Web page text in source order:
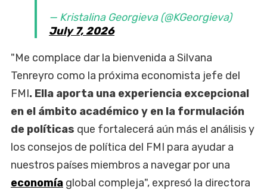
— Kristalina Georgieva (@KGeorgieva)
July 7, 2026
"Me complace dar la bienvenida a Silvana
Tenreyro como la próxima economista jefe del
FMI. Ella aporta una experiencia excepcional
en el ámbito académico y en la formulación
de políticas que fortalecerá aún más el análisis y
los consejos de política del FMI para ayudar a
nuestros países miembros a navegar por una
economía global compleja", expresó la directora